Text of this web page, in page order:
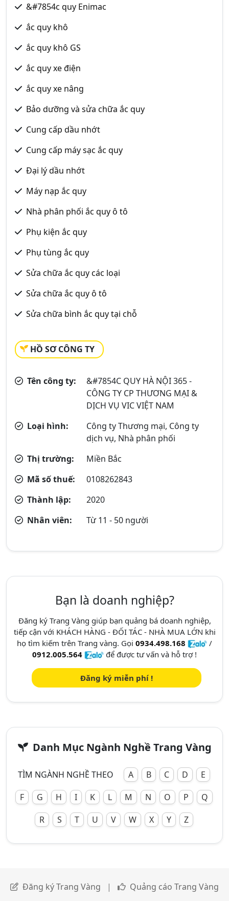
&#7854c quy Enimac
ắc quy khô
ắc quy khô GS
ắc quy xe điện
ắc quy xe nâng
Bảo dưỡng và sửa chữa ắc quy
Cung cấp dầu nhớt
Cung cấp máy sạc ắc quy
Đại lý dầu nhớt
Máy nạp ắc quy
Nhà phân phối ắc quy ô tô
Phụ kiện ắc quy
Phụ tùng ắc quy
Sửa chữa ắc quy các loại
Sửa chữa ắc quy ô tô
Sửa chữa bình ắc quy tại chỗ
HỒ SƠ CÔNG TY
Tên công ty:
&#7854C QUY HÀ NỘI 365 -
CÔNG TY CP THƯƠNG MẠI &
DỊCH VỤ VIC VIỆT NAM
Loại hình:
Công ty Thương mại, Công ty
dịch vụ, Nhà phân phối
Thị trường:
Miền Bắc
Mã số thuế:
0108262843
Thành lập:
2020
Nhân viên:
Từ 11 - 50 người
Bạn là doanh nghiệp?
Đăng ký Trang Vàng giúp bạn quảng bá doanh nghiệp,
tiếp cận với KHÁCH HÀNG - ĐỐI TÁC - NHÀ MUA LỚN khi
họ tìm kiếm trên Trang vàng. Gọi 0934.498.168
/
0912.005.564
để được tư vấn và hỗ trợ !
Đăng ký miễn phí !
Danh Mục Ngành Nghề Trang Vàng
TÌM NGÀNH NGHỀ THEO A B C D
E
F
G H I K L M N O P
Q
R
S T U V W X Y Z
Đăng ký Trang Vàng | Quảng cáo Trang Vàng